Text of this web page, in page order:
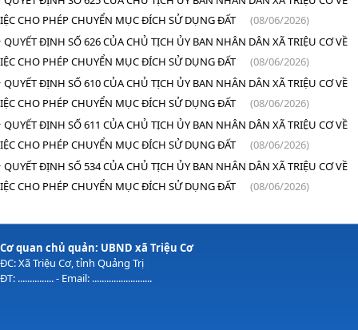
CHO PHÉP CHUYỂN MỤC ĐÍCH SỬ DỤNG ĐẤT
(08/06/2026)
QUYẾT ĐỊNH SỐ 626 CỦA CHỦ TỊCH ỦY BAN NHÂN DÂN XÃ TRIỆU CƠ VỀ
CHO PHÉP CHUYỂN MỤC ĐÍCH SỬ DỤNG ĐẤT
(08/06/2026)
QUYẾT ĐỊNH SỐ 610 CỦA CHỦ TỊCH ỦY BAN NHÂN DÂN XÃ TRIỆU CƠ VỀ
CHO PHÉP CHUYỂN MỤC ĐÍCH SỬ DỤNG ĐẤT
(08/06/2026)
QUYẾT ĐỊNH SỐ 611 CỦA CHỦ TỊCH ỦY BAN NHÂN DÂN XÃ TRIỆU CƠ VỀ
CHO PHÉP CHUYỂN MỤC ĐÍCH SỬ DỤNG ĐẤT
(08/06/2026)
QUYẾT ĐỊNH SỐ 534 CỦA CHỦ TỊCH ỦY BAN NHÂN DÂN XÃ TRIỆU CƠ VỀ
CHO PHÉP CHUYỂN MỤC ĐÍCH SỬ DỤNG ĐẤT
(08/06/2026)
Cơ quan chủ quản: UBND xã Triệu Cơ
ĐC: Xã Triệu Cơ, tỉnh Quảng Trị
ĐT: ............... - Email: .........................